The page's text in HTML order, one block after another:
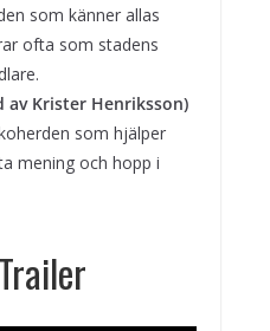
som känner allas
ofta som stadens
av Krister Henriksson)
som hjälper
mening och hopp i